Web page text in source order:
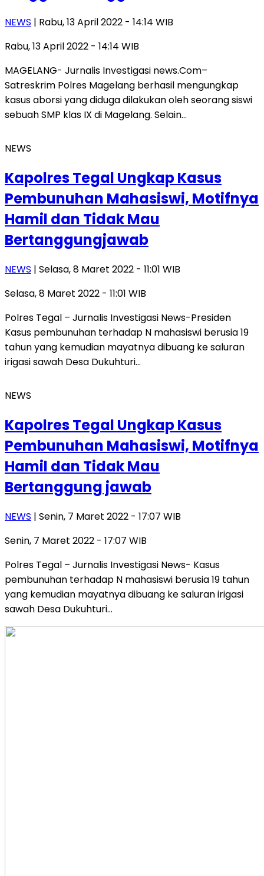
NEWS | Rabu, 13 April 2022 - 14:14 WIB
Rabu, 13 April 2022 - 14:14 WIB
MAGELANG- Jurnalis Investigasi news.Com–
Satreskrim Polres Magelang berhasil mengungkap
kasus aborsi yang diduga dilakukan oleh seorang siswi
sebuah SMP klas IX di Magelang. Selain…
NEWS
Kapolres Tegal Ungkap Kasus
Pembunuhan Mahasiswi, Motifnya
Hamil dan Tidak Mau
Bertanggungjawab
NEWS | Selasa, 8 Maret 2022 - 11:01 WIB
Selasa, 8 Maret 2022 - 11:01 WIB
Polres Tegal – Jurnalis Investigasi News-Presiden
Kasus pembunuhan terhadap N mahasiswi berusia 19
tahun yang kemudian mayatnya dibuang ke saluran
irigasi sawah Desa Dukuhturi…
NEWS
Kapolres Tegal Ungkap Kasus
Pembunuhan Mahasiswi, Motifnya
Hamil dan Tidak Mau
Bertanggung jawab
NEWS | Senin, 7 Maret 2022 - 17:07 WIB
Senin, 7 Maret 2022 - 17:07 WIB
Polres Tegal – Jurnalis Investigasi News- Kasus
pembunuhan terhadap N mahasiswi berusia 19 tahun
yang kemudian mayatnya dibuang ke saluran irigasi
sawah Desa Dukuhturi…